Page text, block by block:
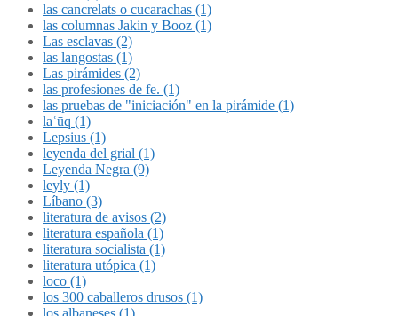
las cancrelats o cucarachas (1)
las columnas Jakin y Booz (1)
Las esclavas (2)
las langostas (1)
Las pirámides (2)
las profesiones de fe. (1)
las pruebas de "iniciación" en la pirámide (1)
laʿūq (1)
Lepsius (1)
leyenda del grial (1)
Leyenda Negra (9)
leyly (1)
Líbano (3)
literatura de avisos (2)
literatura española (1)
literatura socialista (1)
literatura utópica (1)
loco (1)
los 300 caballeros drusos (1)
los albaneses (1)